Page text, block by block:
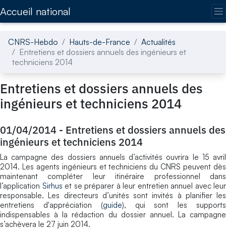
Accueil national
CNRS-Hebdo Hauts-de-France
Actualités
Entretiens et dossiers annuels des ingénieurs et
techniciens 2014
Entretiens et dossiers annuels des
ingénieurs et techniciens 2014
01/04/2014 - Entretiens et dossiers annuels des
ingénieurs et techniciens 2014
La campagne des dossiers annuels d’activités ouvrira le 15 avril
2014. Les agents ingénieurs et techniciens du CNRS peuvent dès
maintenant compléter leur itinéraire professionnel dans
l’application Sirhus et se préparer à leur entretien annuel avec leur
responsable. Les directeurs d’unités sont invités à planifier les
entretiens d'appréciation (guide), qui sont les supports
indispensables à la rédaction du dossier annuel. La campagne
s’achèvera le 27 juin 2014.